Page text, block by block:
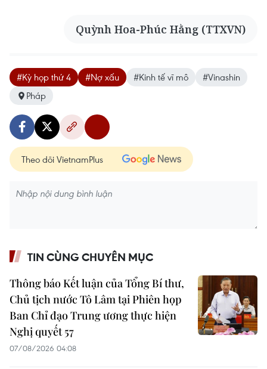
Quỳnh Hoa-Phúc Hằng (TTXVN)
#Kỳ họp thứ 4 #Nợ xấu #Kinh tế vĩ mô
#Vinashin
Pháp
Theo dõi VietnamPlus
TIN CÙNG CHUYÊN MỤC
Thông báo Kết luận của Tổng Bí thư,
Chủ tịch nước Tô Lâm tại Phiên họp
Ban Chỉ đạo Trung ương thực hiện
Nghị quyết 57
07/08/2026 04:08